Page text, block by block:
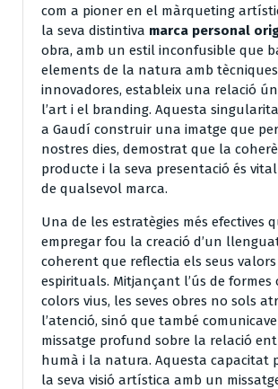
com a pioner en el màrqueting
la seva distintiva marca personal
obra, amb un estil inconfusible que
elements de la natura amb tècniques
innovadores, estableix una relació
l’art i el branding. Aquesta
a Gaudí construir una imatge que
nostres dies, demostrat que la
producte i la seva presentació és vital
de qualsevol marca.
Una de les estratègies més efectives
empregar fou la creació d’un
coherent que reflectia els seus valors
espirituals. Mitjançant l’ús de formes
colors vius, les seves obres no sols
l’atenció, sinó que també
missatge profund sobre la relació
humà i la natura. Aquesta capacitat
la seva visió artística amb un